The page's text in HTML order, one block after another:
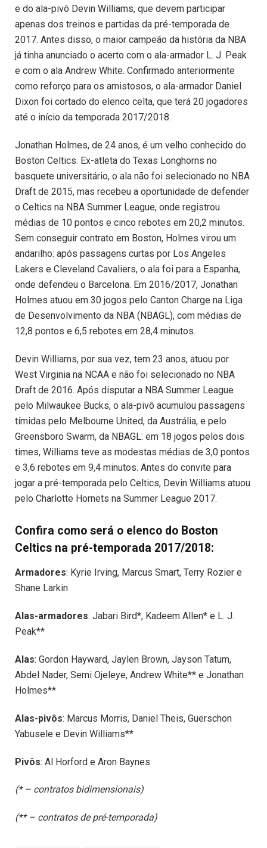
e do ala-pivô Devin Williams, que devem participar
apenas dos treinos e partidas da pré-temporada de
2017. Antes disso, o maior campeão da história da NBA
já tinha anunciado o acerto com o ala-armador L. J. Peak
e com o ala Andrew White. Confirmado anteriormente
como reforço para os amistosos, o ala-armador Daniel
Dixon foi cortado do elenco celta, que terá 20 jogadores
até o início da temporada 2017/2018.
Jonathan Holmes, de 24 anos, é um velho conhecido do
Boston Celtics. Ex-atleta do Texas Longhorns no
basquete universitário, o ala não foi selecionado no NBA
Draft de 2015, mas recebeu a oportunidade de defender
o Celtics na NBA Summer League, onde registrou
médias de 10 pontos e cinco rebotes em 20,2 minutos.
Sem conseguir contrato em Boston, Holmes virou um
andarilho: após passagens curtas por Los Angeles
Lakers e Cleveland Cavaliers, o ala foi para a Espanha,
onde defendeu o Barcelona. Em 2016/2017, Jonathan
Holmes atuou em 30 jogos pelo Canton Charge na Liga
de Desenvolvimento da NBA (NBAGL), com médias de
12,8 pontos e 6,5 rebotes em 28,4 minutos.
Devin Williams, por sua vez, tem 23 anos, atuou por
West Virginia na NCAA e não foi selecionado no NBA
Draft de 2016. Após disputar a NBA Summer League
pelo Milwaukee Bucks, o ala-pivô acumulou passagens
tímidas pelo Melbourne United, da Austrália, e pelo
Greensboro Swarm, da NBAGL: em 18 jogos pelos dois
times, Williams teve as modestas médias de 3,0 pontos
e 3,6 rebotes em 9,4 minutos. Antes do convite para
jogar a pré-temporada pelo Celtics, Devin Williams atuou
pelo Charlotte Hornets na Summer League 2017.
Confira como será o elenco do Boston
Celtics na pré-temporada 2017/2018:
Armadores: Kyrie Irving, Marcus Smart, Terry Rozier e
Shane Larkin
Alas-armadores: Jabari Bird*, Kadeem Allen* e L. J.
Peak**
Alas: Gordon Hayward, Jaylen Brown, Jayson Tatum,
Abdel Nader, Semi Ojeleye, Andrew White** e Jonathan
Holmes**
Alas-pivôs: Marcus Morris, Daniel Theis, Guerschon
Yabusele e Devin Williams**
Pivôs: Al Horford e Aron Baynes
(* – contratos bidimensionais)
(** – contratos de pré-temporada)